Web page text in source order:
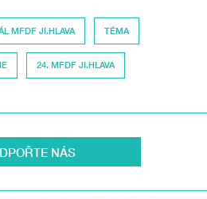
MFDF JI.HLAVA TÉMA
24. MFDF JI.HLAVA
NÁS